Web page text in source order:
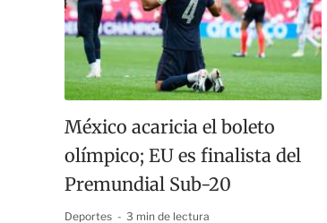
México acaricia el boleto
olímpico; EU es finalista del
Premundial Sub-20
Deportes 3 min de lectura